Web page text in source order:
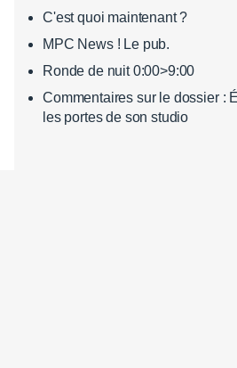
C'est quoi maintenant ?
MPC News ! Le pub.
Ronde de nuit 0:00>9:00
Commentaires sur le dossier :
les portes de son studio